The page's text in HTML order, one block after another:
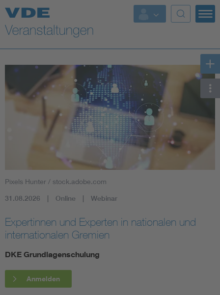
Top Themen
Fokusthemen
Energy
AI & Digital Trust
Health
Mobility
Assisted Living
Pixels Hunter / stock.adobe.com
31.08.2026 Online Webinar
Expertinnen und Experten in nationalen und
internationalen Gremien
DKE Grundlagenschulung
Anmelden